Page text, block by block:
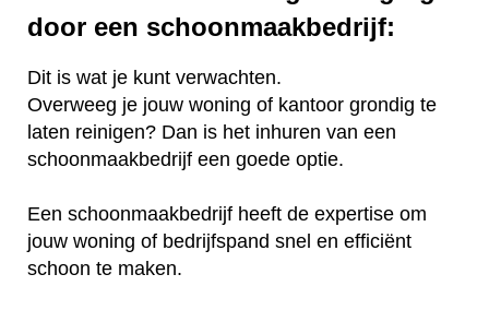
door een schoonmaakbedrijf:
Dit is wat je kunt verwachten.
Overweeg je jouw woning of kantoor grondig te
laten reinigen? Dan is het inhuren van een
schoonmaakbedrijf een goede optie.
Een schoonmaakbedrijf heeft de expertise om
jouw woning of bedrijfspand snel en efficiënt
schoon te maken.